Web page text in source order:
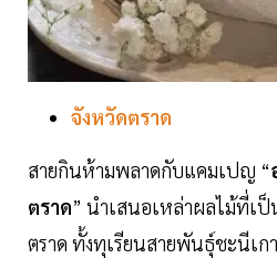
จังหวัดตราด
สายกินห้ามพลาดกับแคมเปญ “
ตราด” นำเสนอเหล่าผลไม้ที่เป็
ตราด ทั้งทุเรียนสายพันธุ์ชะนีเก